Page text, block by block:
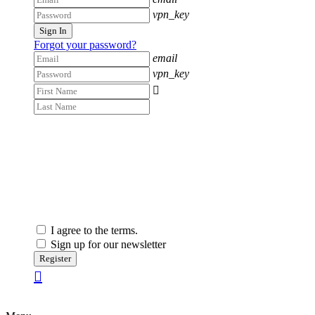
vpn_key
Sign In
Forgot your password?
email
vpn_key

I agree to the terms.
Sign up for our newsletter
Register